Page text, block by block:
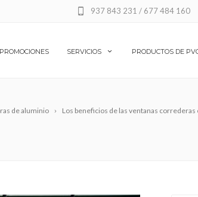
937 843 231 / 677 484 160
PROMOCIONES SERVICIOS PRODUCTOS DE
de aluminio Los beneficios de las ventanas correderas